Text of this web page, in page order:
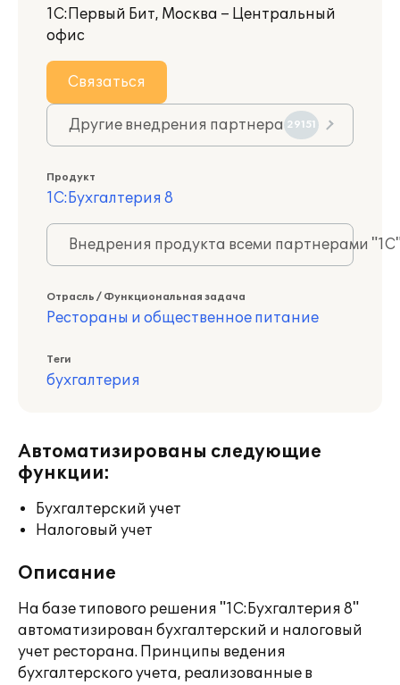
1С:Первый Бит, Москва – Центральный
офис
Связаться
Другие внедрения партнера 29151
Продукт
1С:Бухгалтерия 8
Внедрения продукта всеми партнерами
Отрасль / Функциональная задача
Рестораны и общественное питание
Теги
бухгалтерия
Автоматизированы следующие
функции:
Бухгалтерский учет
Налоговый учет
Описание
На базе типового решения "1С:Бухгалтерия 8"
автоматизирован бухгалтерский и налоговый
учет ресторана. Принципы ведения
бухгалтерского учета, реализованные в